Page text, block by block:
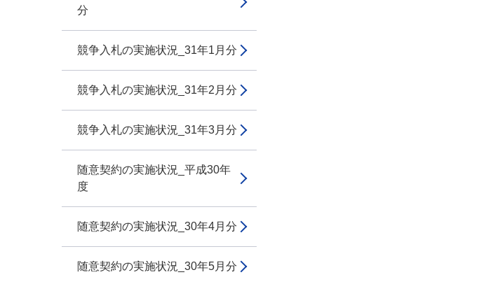
分
競争入札の実施状況_31年1月分
競争入札の実施状況_31年2月分
競争入札の実施状況_31年3月分
随意契約の実施状況_平成30年
度
随意契約の実施状況_30年4月分
随意契約の実施状況_30年5月分